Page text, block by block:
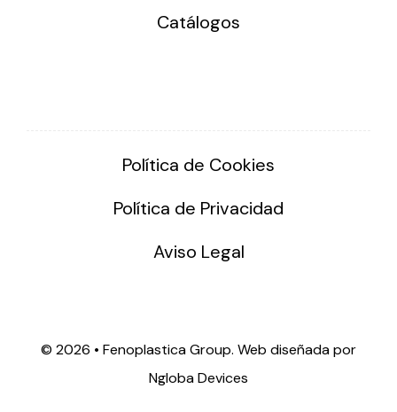
Catálogos
Política de Cookies
Política de Privacidad
Aviso Legal
© 2026 • Fenoplastica Group. Web diseñada por
Ngloba Devices